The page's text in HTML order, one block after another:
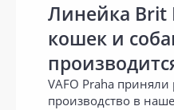
Линейка Brit
кошек и
VAFO Praha
производство в